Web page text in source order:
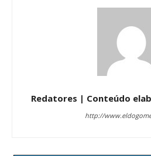
Redatores | Conteúdo
http://